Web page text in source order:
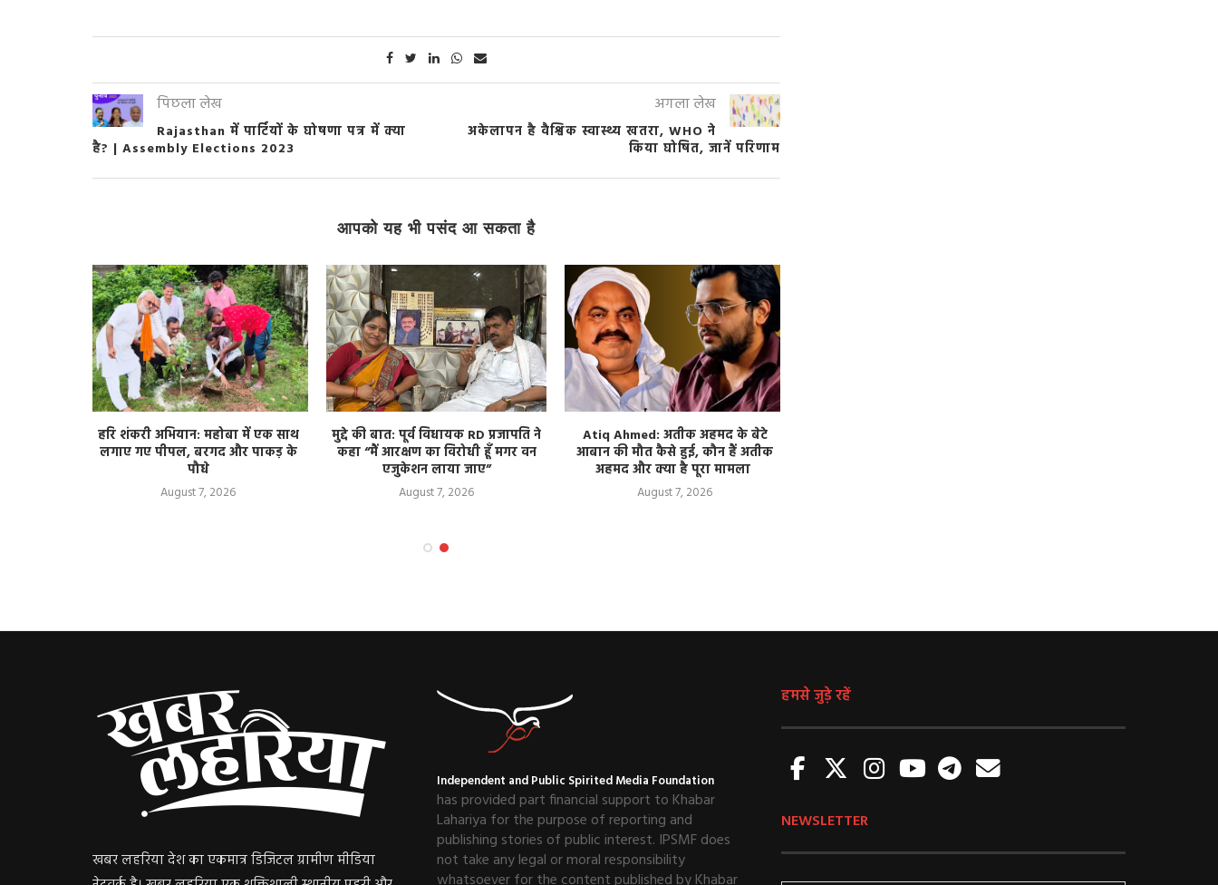
पिछला लेख
Rajasthan में पार्टियों के घोषणा पत्र में क्या
है? | Assembly Elections 2023
अगला लेख
अकेलापन है वैश्विक स्वास्थ्य खतरा, WHO ने
किया घोषित, जानें परिणाम
आपको यह भी पसंद आ सकता है
हरि शंकरी अभियान: महोबा में एक साथ
लगाए गए पीपल, बरगद और पाकड़ के
पौधे
August 7, 2026
मुद्दे की बात: पूर्व विधायक RD प्रजापति ने
कहा “मैं आरक्षण का विरोधी हूँ मगर वन
एजुकेशन लाया जाए”
August 7, 2026
Atiq Ahmed: अतीक अहमद के बेटे
आबान की मौत कैसे हुई, कौन हैं अतीक
अहमद और क्या है पूरा मामला
August 7, 2026
खबर लहरिया देश का एकमात्र डिजिटल ग्रामीण मीडिया
Independent and Public Spirited Media Foundation
has provided part financial support to Khabar
Lahariya for the purpose of reporting and
publishing stories of public interest. IPSMF does
not take any legal or moral responsibility
whatsoever for the content published by Khabar
हमसे जुड़े रहें
NEWSLETTER